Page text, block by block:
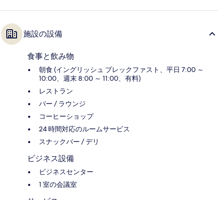
施設の設備
食事と飲み物
朝食 (イングリッシュ ブレックファスト、平日 7:00 ～
10:00、週末 8:00 ～ 11:00、有料)
レストラン
バー / ラウンジ
コーヒーショップ
24 時間対応のルームサービス
スナックバー / デリ
ビジネス設備
ビジネスセンター
1 室の会議室